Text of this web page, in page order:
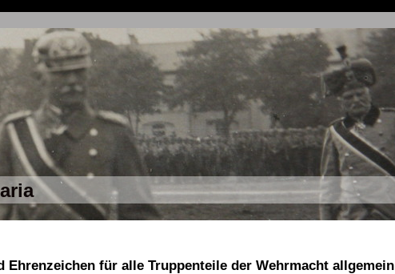
Ehrenzeichen für alle Truppenteile der Wehrmacht allgemein